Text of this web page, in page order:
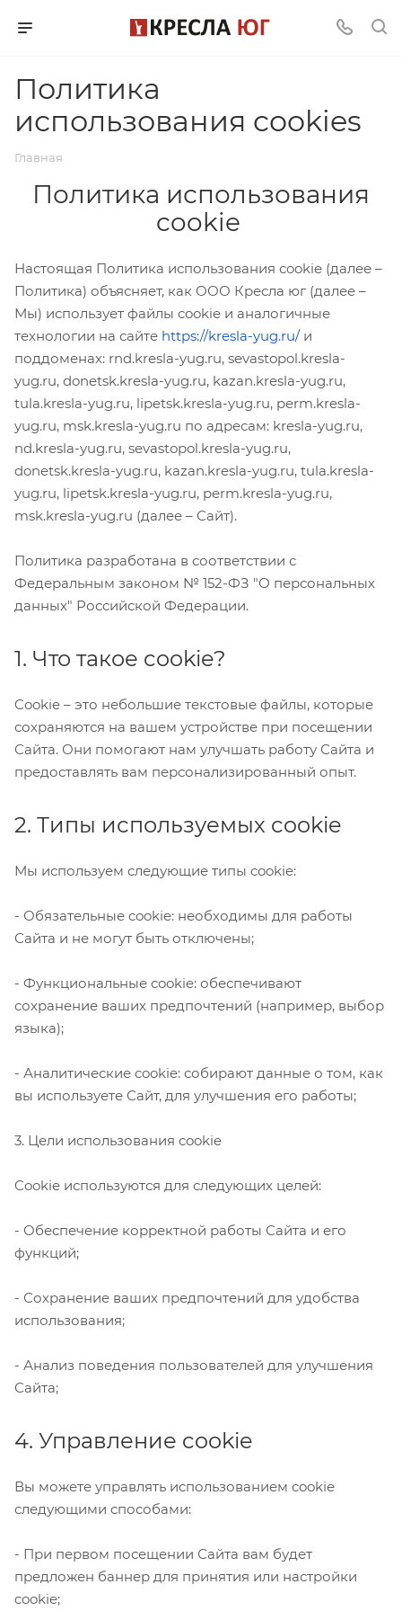
Политика
использования cookies
Главная
Политика использования
cookie
Настоящая Политика использования cookie (далее –
Политика) объясняет, как ООО Кресла юг (далее –
Мы) использует файлы cookie и аналогичные
технологии на сайте https://kresla-yug.ru/и
поддоменах: rnd.kresla-yug.ru, sevastopol.kresla-
yug.ru, donetsk.kresla-yug.ru, kazan.kresla-yug.ru,
tula.kresla-yug.ru, lipetsk.kresla-yug.ru, perm.kresla-
yug.ru, msk.kresla-yug.ru по адресам: kresla-yug.ru,
nd.kresla-yug.ru, sevastopol.kresla-yug.ru,
donetsk.kresla-yug.ru, kazan.kresla-yug.ru, tula.kresla-
yug.ru, lipetsk.kresla-yug.ru, perm.kresla-yug.ru,
msk.kresla-yug.ru (далее – Сайт).
Политика разработана в соответствии с
Федеральным законом № 152-ФЗ "О персональных
данных" Российской Федерации.
1. Что такое cookie?
Cookie – это небольшие текстовые файлы, которые
сохраняются на вашем устройстве при посещении
Сайта. Они помогают нам улучшать работу Сайта и
предоставлять вам персонализированный опыт.
2. Типы используемых cookie
Мы используем следующие типы cookie:
- Обязательные cookie: необходимы для работы
Сайта и не могут быть отключены;
- Функциональные cookie: обеспечивают
сохранение ваших предпочтений (например, выбор
языка);
- Аналитические cookie: собирают данные о том, как
вы используете Сайт, для улучшения его работы;
3. Цели использования cookie
Cookie используются для следующих целей:
- Обеспечение корректной работы Сайта и его
функций;
- Сохранение ваших предпочтений для удобства
использования;
- Анализ поведения пользователей для улучшения
Сайта;
4. Управление cookie
Вы можете управлять использованием cookie
следующими способами:
- При первом посещении Сайта вам будет
предложен баннер для принятия или настройки
cookie;